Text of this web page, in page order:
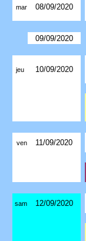
mar 08/09/2020
09/09/2020
jeu 10/09/2020
ven 11/09/2020
sam 12/09/2020